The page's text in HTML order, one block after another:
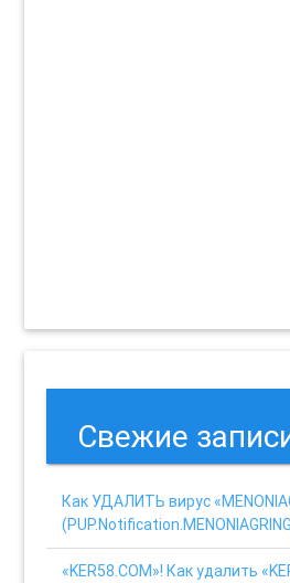
Свежие
Как УДАЛИТЬ вирус
«KER58.COM»! Как удалить